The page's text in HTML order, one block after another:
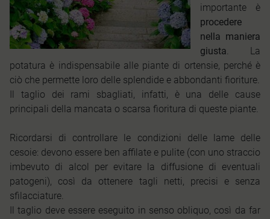
importante è
procedere
nella maniera
giusta. La
potatura è indispensabile alle piante di ortensie, perché è
ciò che permette loro delle splendide e abbondanti fioriture.
Il taglio dei rami sbagliati, infatti, è una delle cause
principali della mancata o scarsa fioritura di queste piante.
Ricordarsi di controllare le condizioni delle lame delle
cesoie: devono essere ben affilate e pulite (con uno straccio
imbevuto di alcol per evitare la diffusione di eventuali
patogeni), così da ottenere tagli netti, precisi e senza
sfilacciature.
Il taglio deve essere eseguito in senso obliquo, così da far